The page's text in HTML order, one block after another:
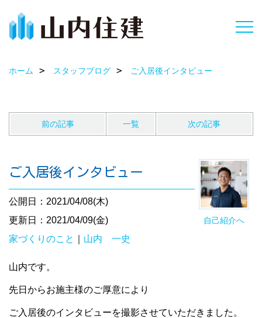
ホーム スタッフブログ ご入居後インタビュー
前の記事 一覧 次の記事
自己紹介へ
ご入居後インタビュー
公開日：2021/04/08(木)
更新日：2021/04/09(金)
家づくりのこと
山内 一史
山内です。
先日からお施主様のご厚意により
ご入居後のインタビューを撮影させていただきました。